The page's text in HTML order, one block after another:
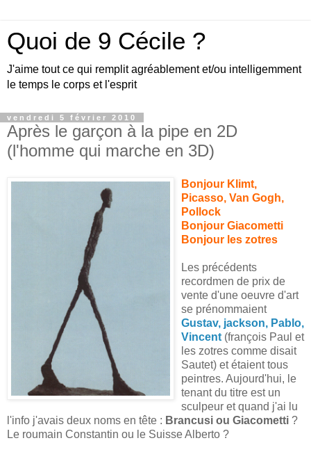
Quoi de 9 Cécile ?
J'aime tout ce qui remplit agréablement et/ou intelligemment
le temps le corps et l'esprit
vendredi 5 février 2010
Après le garçon à la pipe en 2D
(l'homme qui marche en 3D)
Bonjour Klimt,
Picasso, Van Gogh,
Pollock
Bonjour Giacometti
Bonjour les zotres
Les précédents
recordmen de prix de
vente d'une oeuvre d'art
se prénommaient
Gustav, jackson, Pablo,
Vincent (françois Paul et
les zotres comme disait
Sautet) et étaient tous
peintres. Aujourd'hui, le
tenant du titre est un
sculpeur et quand j'ai lu
l'info j'avais deux noms en tête : Brancusi ou Giacometti ?
Le roumain Constantin ou le Suisse Alberto ?